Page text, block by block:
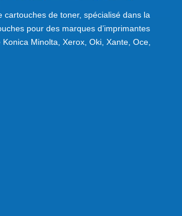
cartouches de toner, spécialisé dans la
pour des marques d’imprimantes
Minolta, Xerox, Oki, Xante, Oce,